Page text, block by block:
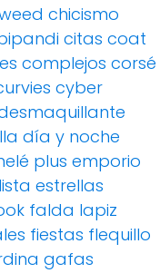
chicismo
citas coat
complejos corsé
cyber
día y noche
plus emporio
estrellas
falda lapiz
fiestas flequillo
gafas